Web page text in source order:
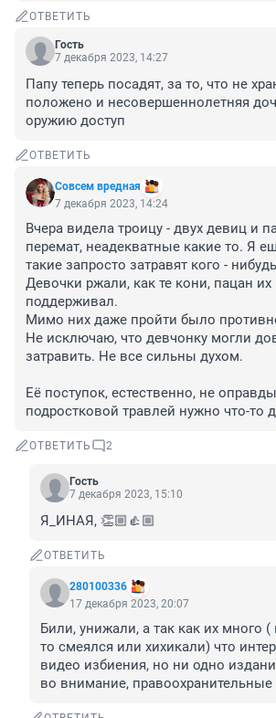
ОТВЕТИТЬ
Гость
7 декабря 2023, 14:27
Папу теперь посадят, за то, что не
положено и несовершеннолетняя
оружию доступ
ОТВЕТИТЬ
Совсем вредная
7 декабря 2023, 14:24
Вчера видела троицу - двух девиц и
перемат, неадекватные какие то. Я
такие запросто затравят кого -
Девочки ржали, как те кони, пацан
поддерживал.
Мимо них даже пройти было
Не исключаю, что девчонку могли
затравить. Не все сильны духом.
Её поступок, естественно, не
подростковой травлей нужно что-то
ОТВЕТИТЬ 2
Гость
7 декабря 2023, 15:10
Я_ИНАЯ, 👏🏼👍🏼
ОТВЕТИТЬ
280100336
17 декабря 2023, 20:07
Били, унижали, а так как их много (
то смеялся или хихикали) что
видео избиения, но ни одно
во внимание, правоохранительные